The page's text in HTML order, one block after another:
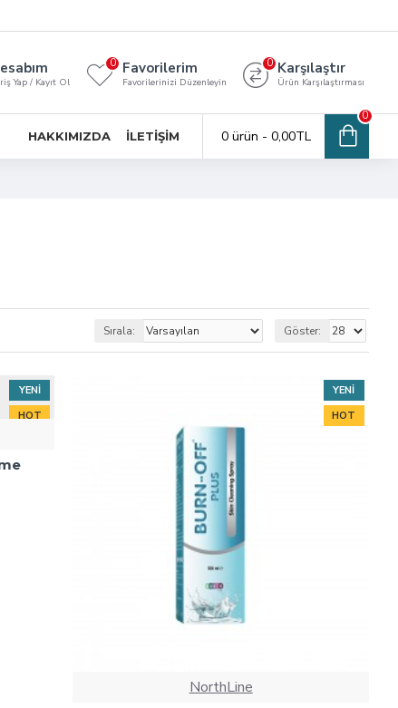
Yap / Kayıt Ol
Favorilerim
Favorilerinizi Düzenleyin
0 Karşılaştır
Ürün Karşılaştırması
0
HAKKIMIZDA İLETIŞIM 0 ürün - 0,00TL
0
Sırala: Göster:
YENI
HOT
YENI
HOT
NorthLine